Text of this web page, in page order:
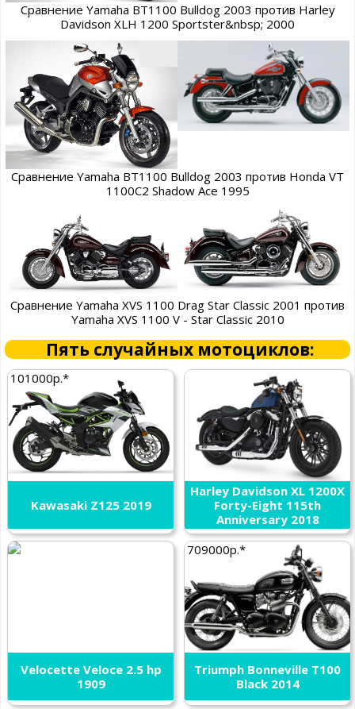
Сравнение Yamaha BT1100 Bulldog 2003 против Harley
Davidson XLH 1200 Sportster&nbsp; 2000
Сравнение Yamaha BT1100 Bulldog 2003 против Honda VT
1100C2 Shadow Ace 1995
Сравнение Yamaha XVS 1100 Drag Star Classic 2001 против
Yamaha XVS 1100 V - Star Classic 2010
Пять случайных мотоциклов:
101000р.*
Kawasaki Z125 2019
Harley Davidson XL 1200X
Forty-Eight 115th
Anniversary 2018
Velocette Veloce 2.5 hp
1909
709000р.*
Triumph Bonneville T100
Black 2014